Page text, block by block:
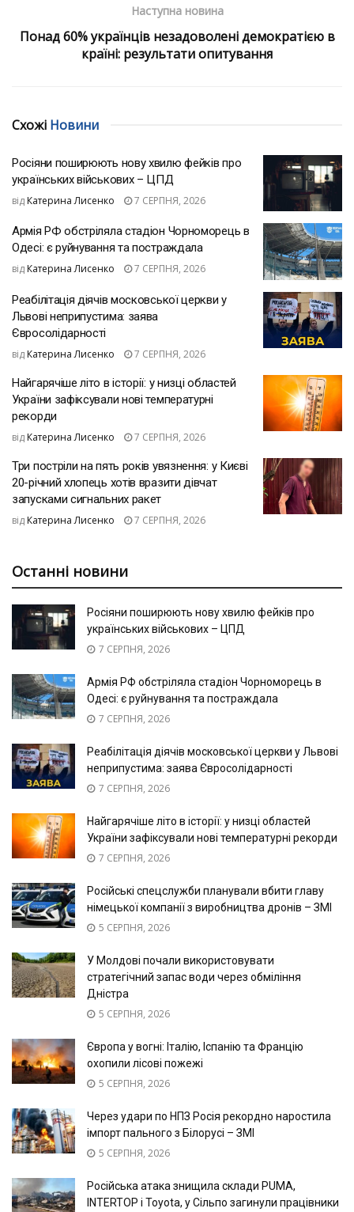
Наступна новина
Понад 60% українців незадоволені демократією в
країні: результати опитування
Схожі Новини
Росіяни поширюють нову хвилю фейків про
українських військових – ЦПД
від Катерина Лисенко 7 СЕРПНЯ, 2026
Армія РФ обстріляла стадіон Чорноморець в
Одесі: є руйнування та постраждала
від Катерина Лисенко 7 СЕРПНЯ, 2026
Реабілітація діячів московської церкви у
Львові неприпустима: заява
Євросолідарності
від Катерина Лисенко 7 СЕРПНЯ, 2026
Найгарячіше літо в історії: у низці областей
України зафіксували нові температурні
рекорди
від Катерина Лисенко 7 СЕРПНЯ, 2026
Три постріли на пять років увязнення: у Києві
20-річний хлопець хотів вразити дівчат
запусками сигнальних ракет
від Катерина Лисенко 7 СЕРПНЯ, 2026
Останні новини
Росіяни поширюють нову хвилю фейків про
українських військових – ЦПД
7 СЕРПНЯ, 2026
Армія РФ обстріляла стадіон Чорноморець в
Одесі: є руйнування та постраждала
7 СЕРПНЯ, 2026
Реабілітація діячів московської церкви у Львові
неприпустима: заява Євросолідарності
7 СЕРПНЯ, 2026
Найгарячіше літо в історії: у низці областей
України зафіксували нові температурні рекорди
7 СЕРПНЯ, 2026
Російські спецслужби планували вбити главу
німецької компанії з виробництва дронів – ЗМІ
5 СЕРПНЯ, 2026
У Молдові почали використовувати
стратегічний запас води через обміління
Дністра
5 СЕРПНЯ, 2026
Європа у вогні: Італію, Іспанію та Францію
охопили лісові пожежі
5 СЕРПНЯ, 2026
Через удари по НПЗ Росія рекордно наростила
імпорт пального з Білорусі – ЗМІ
5 СЕРПНЯ, 2026
Російська атака знищила склади PUMA,
INTERTOP і Toyota, у Сільпо загинули працівники